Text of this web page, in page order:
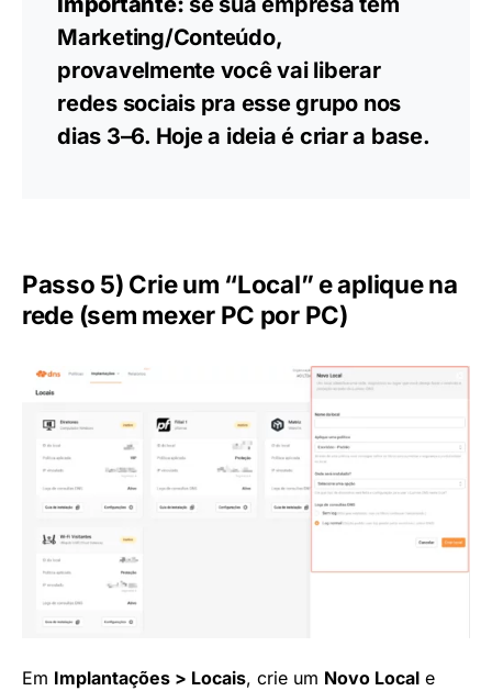
Marketing/Conteúdo,
provavelmente você vai liberar
redes sociais pra esse grupo nos
dias 3–6. Hoje a ideia é criar a base.
Passo 5) Crie um “Local” e aplique na
rede (sem mexer PC por PC)
Em Implantações > Locais, crie um Novo Local e